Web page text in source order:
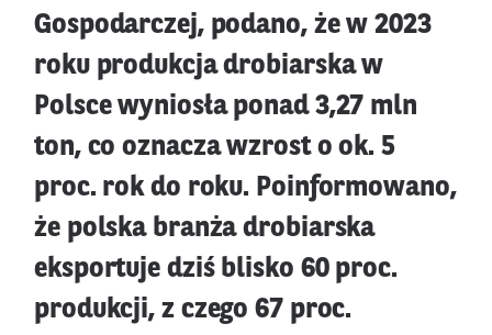
Gospodarczej, podano, że w 2023
roku produkcja drobiarska w
Polsce wyniosła ponad 3,27 mln
ton, co oznacza wzrost o ok. 5
proc. rok do roku. Poinformowano,
że polska branża drobiarska
eksportuje dziś blisko 60 proc.
produkcji, z czego 67 proc.